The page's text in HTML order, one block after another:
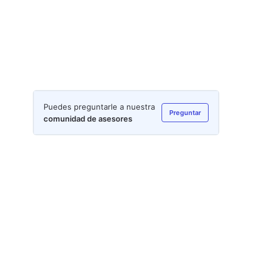
Puedes preguntarle a nuestra
comunidad de asesores
Preguntar